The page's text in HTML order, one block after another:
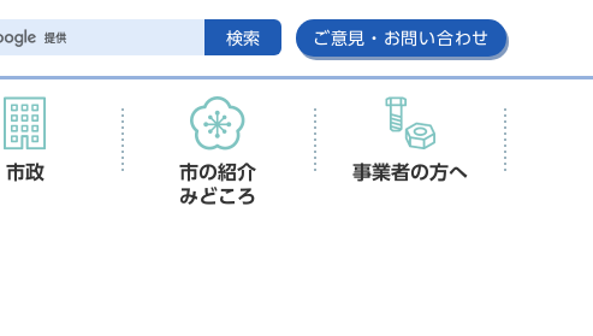
検索 ご意見・お問い合わせ
市政
市の紹介
みどころ
事業者の方へ